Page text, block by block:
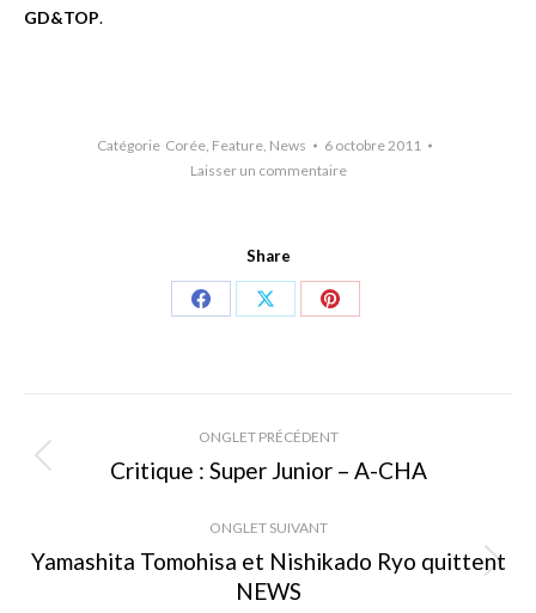
GD&TOP.
Catégorie Corée, Feature, News
6 octobre 2011
Laisser un commentaire
Share
Share
Share
Share
Navigation
de
commentaire
ONGLET PRÉCÉDENT
Onglet
Critique : Super Junior – A-CHA
ONGLET SUIVANT
Onglet
suivant
Yamashita Tomohisa et Nishikado Ryo quittent
NEWS